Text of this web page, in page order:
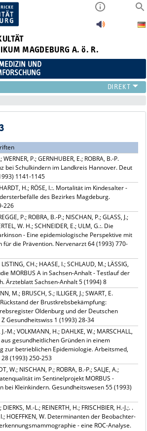
MAGDEBURG A. ö. R.
UND
WERNER, P.; GERNHUBER, E.; ROBRA, B.-P.
bei Schulkindern im Landkreis Hannover. Deut
1141-1145
H.; RÖSE, I.:. Mortalität im Kindesalter -
des Bezirkes Magdeburg.
226
P.; ROBRA, B.-P.; NISCHAN, P.; GLASS, J.;
W. H.; SCHNEIDER, E.; ULM, G.:. Die
- Eine epidemiologische Perspektive mit
für die Prävention. Nervenarzt 64 (1993) 770-
LISTING, CH.; HAASE, I.; SCHLAUD, M.; LÄSSIG,
MORBUS A in Sachsen-Anhalt - Testlauf der
Ärzteblatt Sachsen-Anhalt 5 (1994) 8
M.; BRUSCH, S.; ILLIGER, J.; SWART, E.
der Brustkrebsbekämpfung:
Oldenburg und der Deutschen
Gesundheitswiss 1 (1993) 28-34
J.-M.; VOLKMANN, H.; DAHLKE, W.; MARSCHALL,
gesundheitlichen Gründen in einem
zur betrieblichen Epidemiologie. Arbeitsmed,
(1993) 250-253
W.; NISCHAN, P.; ROBRA, B.-P.; SALJE, A.;
im Sentinelprojekt MORBUS -
bei Kleinkindern. Gesundheitswesen 55 (1993)
M.-L.; REINERTH, H.; FRISCHBIER, H.-J.;. .
I.; HOEFFKEN, W. Determinanten der Beobachter-
- eine ROC-Analyse.